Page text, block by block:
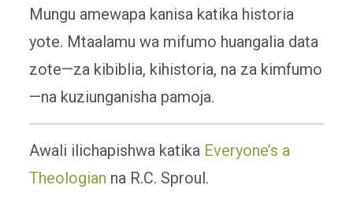
Mungu amewapa kanisa katika historia
yote. Mtaalamu wa mifumo huangalia data
zote—za kibiblia, kihistoria, na za kimfumo
—na kuziunganisha pamoja.
Awali ilichapishwa katika Everyone’s a
Theologian na R.C. Sproul.